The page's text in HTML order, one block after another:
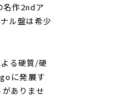
名作2ndア
ル盤は希少
る硬質/硬
に発展す
ありませ